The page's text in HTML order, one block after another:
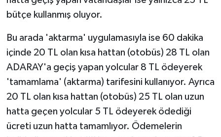
bütçe kullanmış oluyor.
Bu arada 'aktarma' uygulamasıyla ise 60 dakika
içinde 20 TL olan kısa hattan (otobüs) 28 TL olan
ADARAY'a geçiş yapan yolcular 8 TL ödeyerek
'tamamlama' (aktarma) tarifesini kullanıyor. Ayrıca
20 TL olan kısa hattan (otobüs) 25 TL olan uzun
hatta geçen yolcular 5 TL ödeyerek ödediği
ücreti uzun hatta tamamlıyor. Ödemelerin